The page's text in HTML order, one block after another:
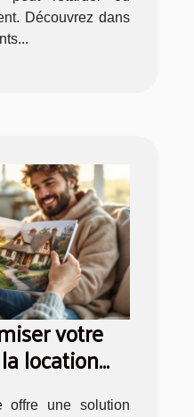
Découvrez dans
votre
location
offre une solution